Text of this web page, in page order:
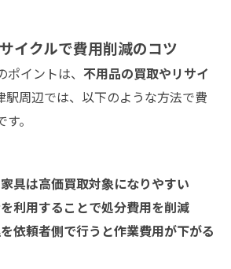
イクルで費用削減のコツ
イントは、 不用品の買取やリサイ
駅周辺では、以下のような方法で費
。
具は高価買取対象になりやすい
利用することで処分費用を削減
依頼者側で行うと作業費用が下がる